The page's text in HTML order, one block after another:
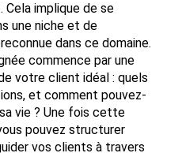
implique de se
une niche et de
dans ce domaine.
commence par une
votre client idéal : quels
et comment pouvez-
vie ? Une fois cette
pouvez structurer
vos clients à travers